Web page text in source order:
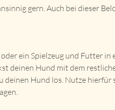
gern. Auch bei dieser
ein Spielzeug und Futter
deinen Hund mit dem
deinen Hund los. Nutze